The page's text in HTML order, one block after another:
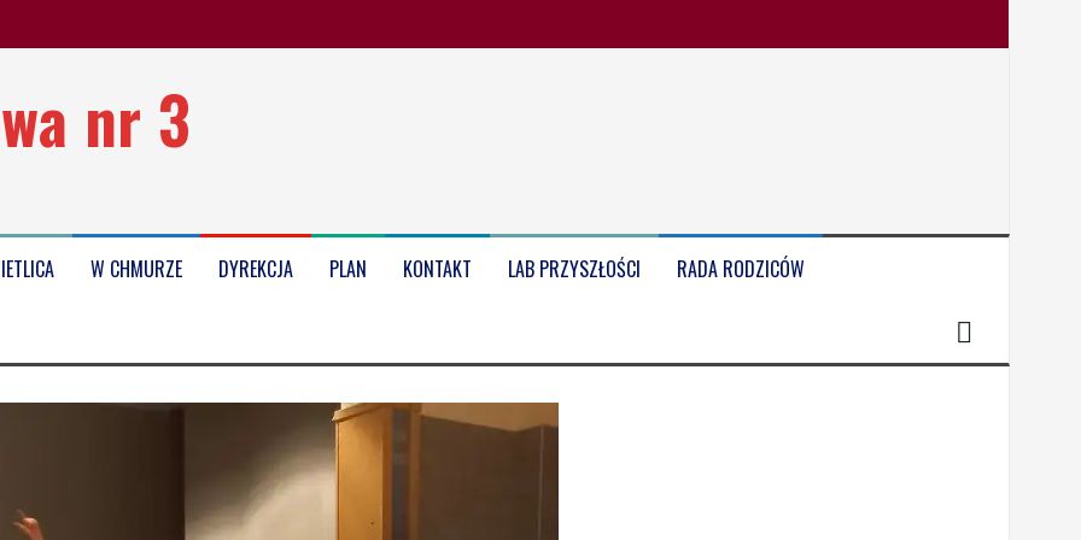
szkolnego 2025/2026
nr 3
W CHMURZE DYREKCJA PLAN KONTAKT LAB PRZYSZŁOŚCI RADA RODZICÓW